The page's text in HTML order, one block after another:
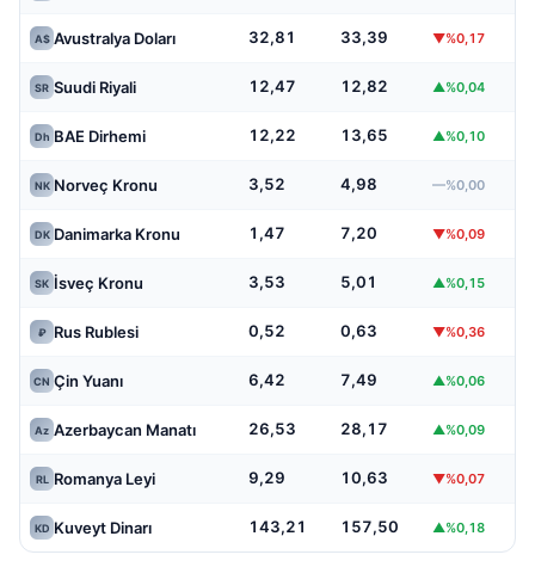
A$ Avustralya Doları 32,81 33,39 ▼%0,17
SR Suudi Riyali 12,47 12,82 ▲%0,04
Dh BAE Dirhemi 12,22 13,65 ▲%0,10
NK Norveç Kronu 3,52 4,98 —%0,00
DK Danimarka Kronu 1,47 7,20 ▼%0,09
SK İsveç Kronu 3,53 5,01 ▲%0,15
₽ Rus Rublesi 0,52 0,63 ▼%0,36
CN Çin Yuanı 6,42 7,49 ▲%0,06
Az Azerbaycan Manatı 26,53 28,17 ▲%0,09
RL Romanya Leyi 9,29 10,63 ▼%0,07
KD Kuveyt Dinarı 143,21 157,50 ▲%0,18